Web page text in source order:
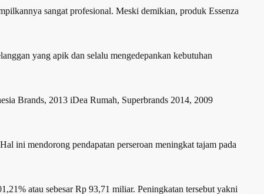
sangat profesional. Meski demikian, produk Essenza
yang apik dan selalu mengedepankan kebutuhan
Brands, 2013 iDea Rumah, Superbrands 2014, 2009
ini mendorong pendapatan perseroan meningkat tajam pada
atau sebesar Rp 93,71 miliar. Peningkatan tersebut yakni